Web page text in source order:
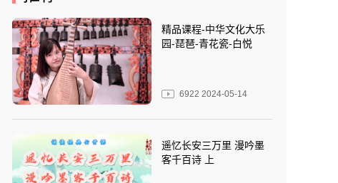
精品课程-中华文化大乐
园-琵琶-青花瓷-白悦
6922 2024-05-14
遥忆长安三万里 漫吟墨
客千百诗 上